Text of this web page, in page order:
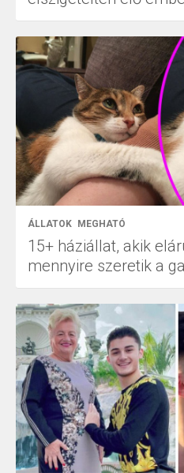
ÁLLATOK MEGHATÓ
15+ háziállat, akik
mennyire szeretik a